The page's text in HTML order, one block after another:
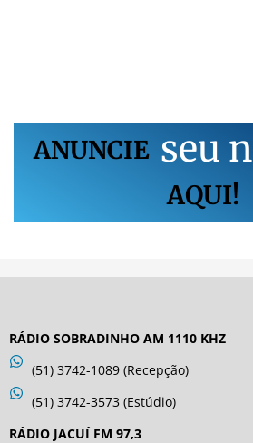
ANUNCIE seu n
AQUI!
RÁDIO SOBRADINHO AM 1110 KHZ
(51) 3742-1089 (Recepção)
(51) 3742-3573 (Estúdio)
RÁDIO JACUÍ FM 97,3